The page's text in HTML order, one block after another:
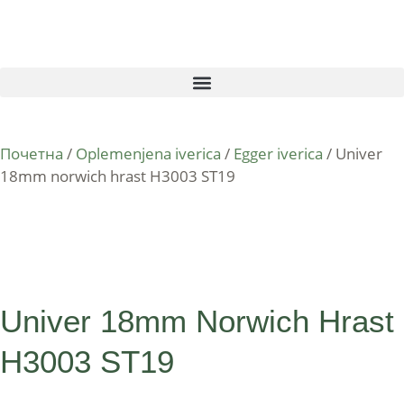
Почетна / Oplemenjena iverica / Egger iverica / Univer
18mm norwich hrast H3003 ST19
Univer 18mm Norwich Hrast
H3003 ST19